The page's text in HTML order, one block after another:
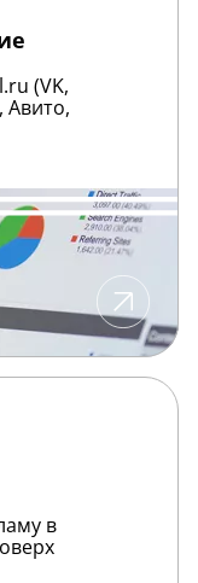
(VK,
Авито,
в